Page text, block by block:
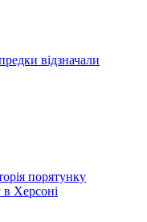
відзначали
порятунку
в Херсоні